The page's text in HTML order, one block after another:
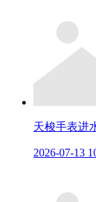
天梭手表进
2026-07-13